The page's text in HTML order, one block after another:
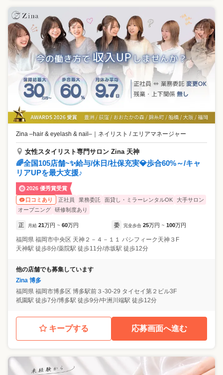
Zina –hair & eyelash & nail– ネイリスト / エリアマネージャー
女性スタイリスト専門サロン Zina 天神
🌈全国105店舗~✨給与/休日/社保充実💎歩合60%～/キャ
リアUPを最大支援♪
2026 優秀賞受賞
口コミあり
正社員 業務委託 面貸し・ミラーレンタルOK
大手サロン
オープニング
研修制度あり
正 月給 21万円 ~ 60万円 委 完全歩合 25万円 ~ 100万円
福岡県 福岡市中央区 天神２－４－１１ パシフィーク天神３F
天神駅 徒歩8分/薬院駅 徒歩11分/赤坂駅 徒歩12分
他の店舗でも募集しています
Zina 博多
福岡県 福岡市博多区 博多駅前３-30-29 タイセイ第２ビル3F
祇園駅 徒歩7分/博多駅 徒歩9分/中洲川端駅 徒歩12分
キープする 応募画面へ進む